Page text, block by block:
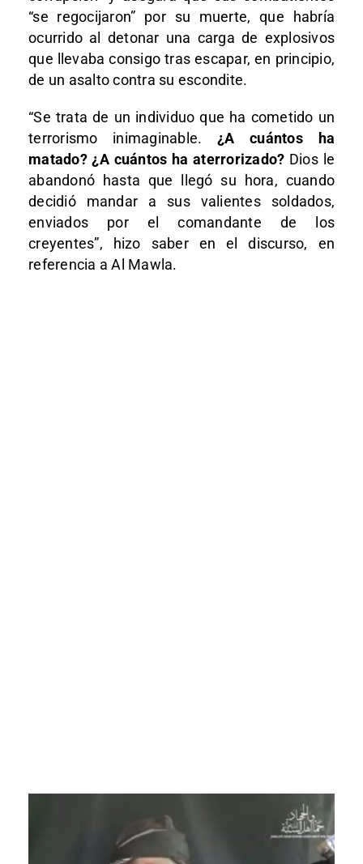
“se regocijaron” por su muerte, que habría
ocurrido al detonar una carga de explosivos
que llevaba consigo tras escapar, en principio,
de un asalto contra su escondite.
“Se trata de un individuo que ha cometido un
terrorismo inimaginable. ¿A cuántos ha
matado? ¿A cuántos ha aterrorizado? Dios le
abandonó hasta que llegó su hora, cuando
decidió mandar a sus valientes soldados,
enviados por el comandante de los
creyentes”, hizo saber en el discurso, en
referencia a Al Mawla.